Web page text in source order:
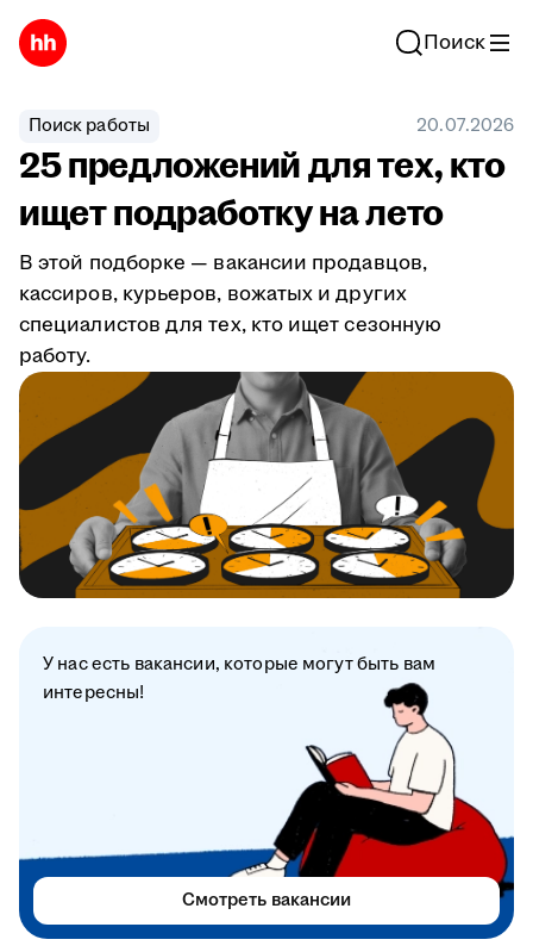
Поиск
Поиск работы 20.07.2026
25 предложений для тех, кто
ищет подработку на лето
В этой подборке — вакансии продавцов,
кассиров, курьеров, вожатых и других
специалистов для тех, кто ищет сезонную
работу.
У нас есть вакансии, которые могут быть вам
интересны!
Смотреть вакансии